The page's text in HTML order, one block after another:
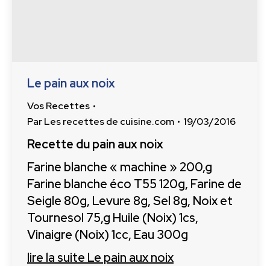
Le pain aux noix
Vos Recettes
ParLes recettes de cuisine.com 19/03/2016
Recette du pain aux noix
Farine blanche « machine » 200,g
Farine blanche éco T55 120g, Farine de
Seigle 80g, Levure 8g, Sel 8g, Noix et
Tournesol 75,g Huile (Noix) 1cs,
Vinaigre (Noix) 1cc, Eau 300g
lire la suite Le pain aux noix